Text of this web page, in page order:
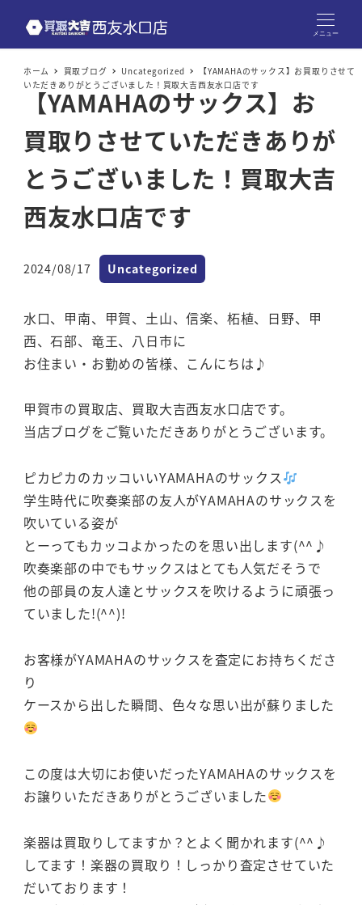
メニュー
ホーム 買取ブログ Uncategorized
【YAMAHAのサックス】お買取りさせて
いただきありがとうございました！買取大吉西友水口店です
【YAMAHAのサックス】お
買取りさせていただきありが
とうございました！買取大吉
西友水口店です
投稿日
2024/08/17 カテゴリー
Uncategorized
水口、甲南、甲賀、土山、信楽、柘植、日野、甲
西、石部、竜王、八日市に
お住まい・お勤めの皆様、こんにちは♪
甲賀市の買取店、買取大吉西友水口店です。
当店ブログをご覧いただきありがとうございます。
ピカピカのカッコいいYAMAHAのサックス
学生時代に吹奏楽部の友人がYAMAHAのサックスを
吹いている姿が
とーってもカッコよかったのを思い出します(^^♪
吹奏楽部の中でもサックスはとても人気だそうで
他の部員の友人達とサックスを吹けるように頑張っ
ていました!(^^)!
お客様がYAMAHAのサックスを査定にお持ちくださ
り
ケースから出した瞬間、色々な思い出が蘇りました
この度は大切にお使いだったYAMAHAのサックスを
お譲りいただきありがとうございました
楽器は買取りしてますか？とよく聞かれます(^^♪
してます！楽器の買取り！しっかり査定させていた
だいております！